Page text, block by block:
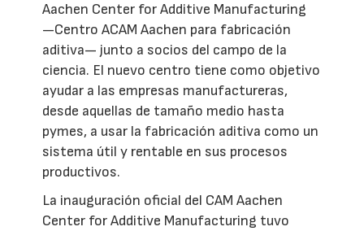
Aachen Center for Additive Manufacturing
—Centro ACAM Aachen para fabricación
aditiva— junto a socios del campo de la
ciencia. El nuevo centro tiene como objetivo
ayudar a las empresas manufactureras,
desde aquellas de tamaño medio hasta
pymes, a usar la fabricación aditiva como un
sistema útil y rentable en sus procesos
productivos.
La inauguración oficial del CAM Aachen
Center for Additive Manufacturing tuvo